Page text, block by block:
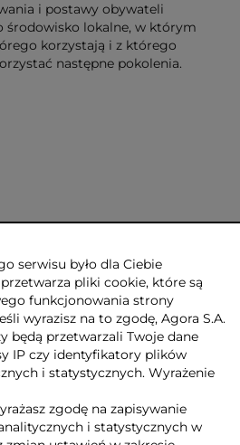
i postawy obywateli
środowisko lokalne, w którym
korzystają i z którego
następne pokolenia.
DLA MEDIÓW
REKLAMA
POLITYKA PRYWATNOŚCI AGORA S.A.
PRYWATNOŚCI SERWISU AGORA.PL
POLITYKA TRANSPARENTNOŚCI
serwisu było dla Ciebie
pliki cookie, które są
funkcjonowania strony
wyrazisz na to zgodę, Agora S.A.
będą przetwarzali Twoje dane
IP czy identyfikatory plików
i statystycznych. Wyrażenie
zgodę na zapisywanie
i statystycznych w